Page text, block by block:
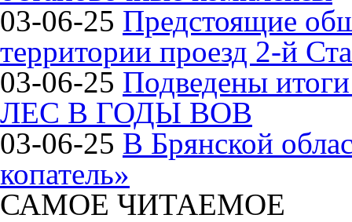
03-06-25 Предстоящие
территории проезд 2-й
03-06-25 Подведены
ЛЕС В ГОДЫ ВОВ
03-06-25 В Брянской
копатель»
САМОЕ ЧИТАЕМОЕ